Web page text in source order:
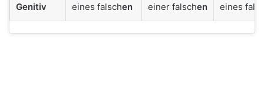
Genitiv eines falschen einer falschen eines